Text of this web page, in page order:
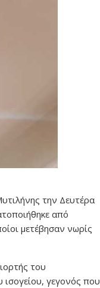
την Δευτέρα
από
μετέβησαν νωρίς
του
ισογείου, γεγονός που